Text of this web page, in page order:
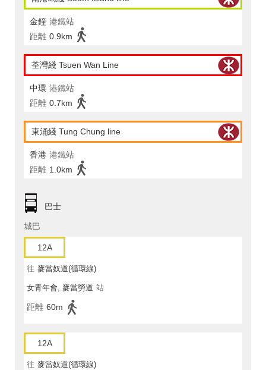
金鐘 港鐵站
距離 0.9km
荃灣綫 Tsuen Wan Line
中環 港鐵站
距離 0.7km
東涌綫 Tung Chung line
香港 港鐵站
距離 1.0km
巴士
城巴
12A
往 麥當奴道(循環線)
女青年會, 麥當勞道 站
距離 60m
12A
往 麥當奴道(循環線)